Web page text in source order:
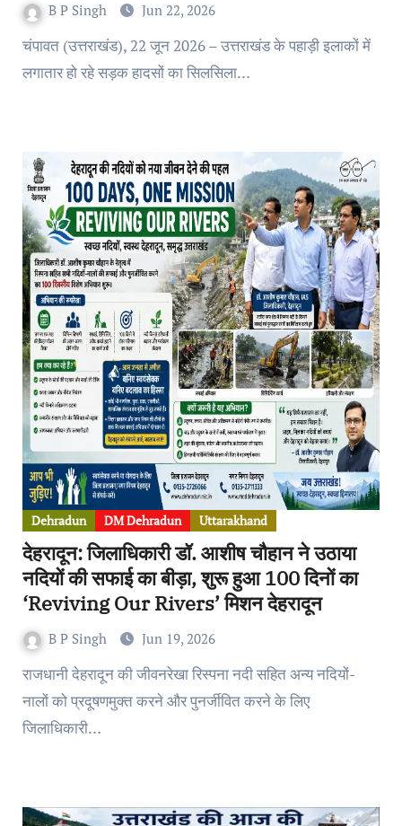
B P Singh Jun 22, 2026
चंपावत (उत्तराखंड), 22 जून 2026 – उत्तराखंड के पहाड़ी इलाकों में
लगातार हो रहे सड़क हादसों का सिलसिला…
Dehradun DM Dehradun Uttarakhand
देहरादून: जिलाधिकारी डॉ. आशीष चौहान ने उठाया
नदियों की सफाई का बीड़ा, शुरू हुआ 100 दिनों का
‘Reviving Our Rivers’ मिशन देहरादून
B P Singh Jun 19, 2026
राजधानी देहरादून की जीवनरेखा रिस्पना नदी सहित अन्य नदियों-
नालों को प्रदूषणमुक्त करने और पुनर्जीवित करने के लिए
जिलाधिकारी…